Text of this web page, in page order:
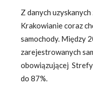
Z danych
Krakowianie coraz
samochody. Między
zarejestrowanych
obowiązującej
do 87%.